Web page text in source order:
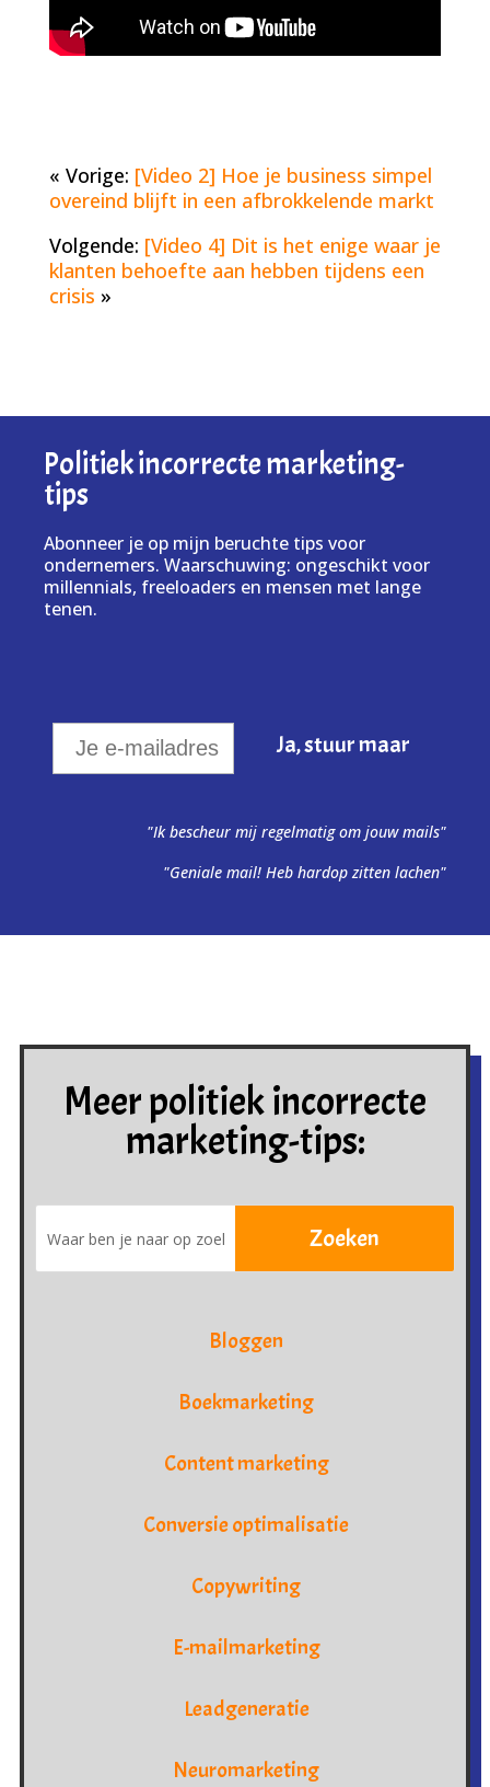
« Vorige: [Video 2] Hoe je business simpel
overeind blijft in een afbrokkelende markt
Volgende: [Video 4] Dit is het enige waar je
klanten behoefte aan hebben tijdens een
crisis »
Politiek incorrecte marketing-
tips
Abonneer je op mijn beruchte tips voor
ondernemers. Waarschuwing: ongeschikt voor
millennials, freeloaders en mensen met lange
tenen.
"Ik bescheur mij regelmatig om jouw mails"
"Geniale mail! Heb hardop zitten lachen"
Meer politiek incorrecte
marketing-tips:
Bloggen
Boekmarketing
Content marketing
Conversie optimalisatie
Copywriting
E-mailmarketing
Leadgeneratie
Neuromarketing